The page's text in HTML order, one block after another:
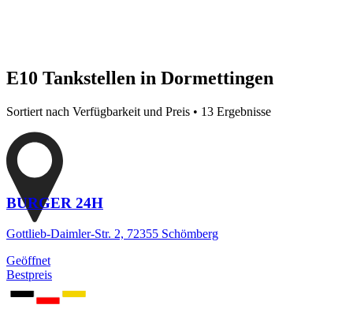
E10 Tankstellen in Dormettingen
Sortiert nach Verfügbarkeit und Preis • 13 Ergebnisse
BURGER 24H
Gottlieb-Daimler-Str. 2, 72355 Schömberg
Geöffnet
Bestpreis